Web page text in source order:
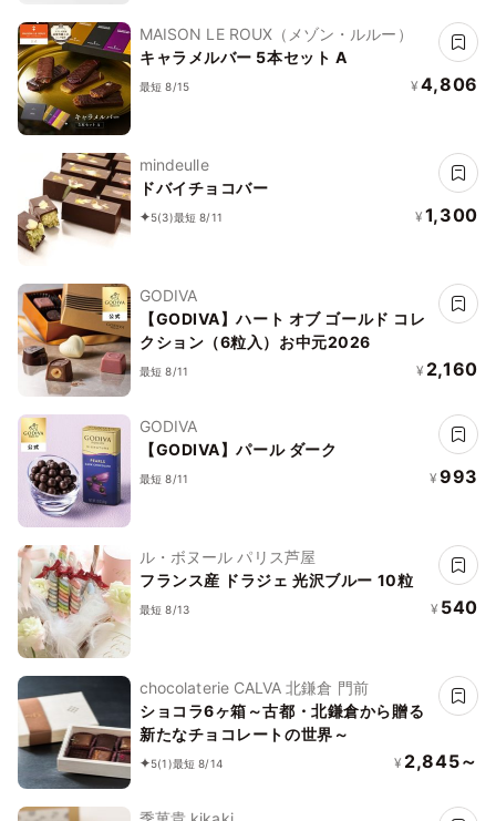
MAISON LE ROUX（メゾン・ルルー）
キャラメルバー 5本セット A
最短 8/15 ¥ 4,806
mindeulle
ドバイチョコバー
5(3)最短 8/11 ¥ 1,300
GODIVA
【GODIVA】ハート オブ ゴールド コレ
クション（6粒入）お中元2026
最短 8/11 ¥ 2,160
GODIVA
【GODIVA】パール ダーク
最短 8/11 ¥ 993
ル・ボヌール パリス芦屋
フランス産 ドラジェ 光沢ブルー 10粒
最短 8/13 ¥ 540
chocolaterie CALVA 北鎌倉 門前
ショコラ6ヶ箱～古都・北鎌倉から贈る
新たなチョコレートの世界～
5(1)最短 8/14 ¥ 2,845～